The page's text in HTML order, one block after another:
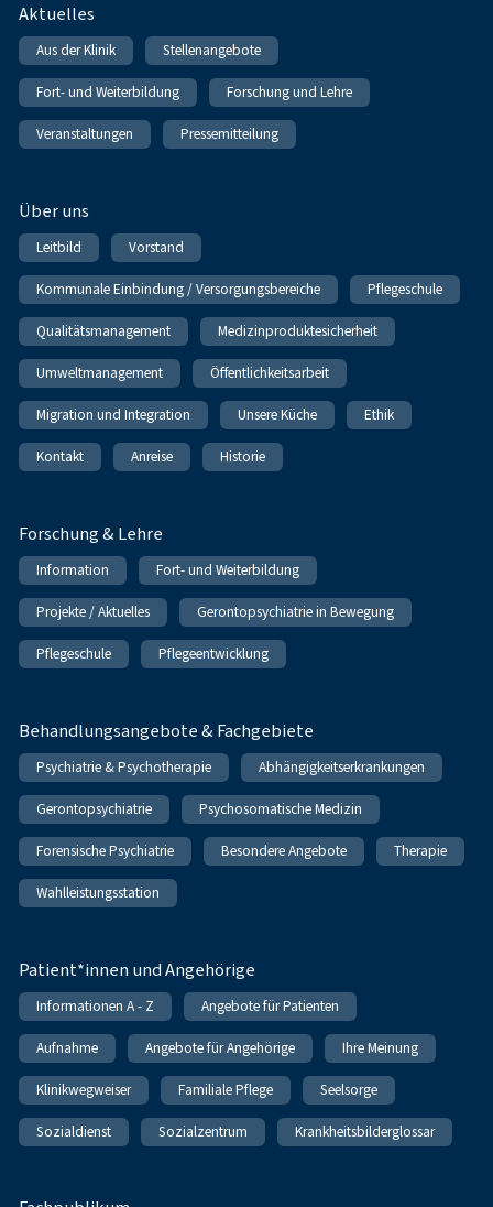
Fußnavigation
Aktuelles
Aus der Klinik Stellenangebote
Fort- und Weiterbildung Forschung und Lehre
Veranstaltungen Pressemitteilung
Über uns
Leitbild Vorstand
Kommunale Einbindung / Versorgungsbereiche Pflegeschule
Qualitätsmanagement Medizinproduktesicherheit
Umweltmanagement Öffentlichkeitsarbeit
Migration und Integration Unsere Küche Ethik
Kontakt Anreise Historie
Forschung & Lehre
Information Fort- und Weiterbildung
Projekte / Aktuelles Gerontopsychiatrie in Bewegung
Pflegeschule Pflegeentwicklung
Behandlungsangebote & Fachgebiete
Psychiatrie & Psychotherapie Abhängigkeitserkrankungen
Gerontopsychiatrie Psychosomatische Medizin
Forensische Psychiatrie Besondere Angebote Therapie
Wahlleistungsstation
Patient*innen und Angehörige
Informationen A - Z Angebote für Patienten
Aufnahme Angebote für Angehörige Ihre Meinung
Klinikwegweiser Familiale Pflege Seelsorge
Sozialdienst Sozialzentrum Krankheitsbilderglossar